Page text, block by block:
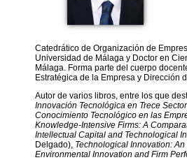
Catedrático de Organización de
Universidad de Málaga y Doctor en
Málaga. Forma parte del cuerpo
Estratégica de la Empresa y Dirección
Autor de varios libros, entre los que
Innovación Tecnológica en Trece
Conocimiento Tecnológico en las
Knowledge-Intensive Firms: A
Intellectual Capital and Technological
Delgado), Technological Innovation:
Environmental Innovation and Firm